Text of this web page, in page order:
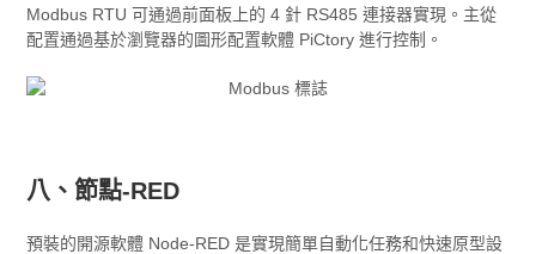
Modbus RTU 可通過前面板上的 4 針 RS485 連接器實現。主從
配置通過基於瀏覽器的圖形配置軟體 PiCtory 進行控制。
八、節點-RED
預裝的開源軟體 Node-RED 是實現簡單自動化任務和快速原型設